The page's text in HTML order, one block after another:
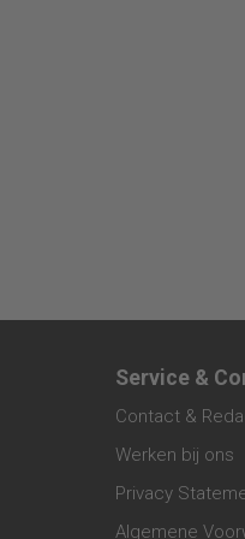
Service &
Contact &
Werken bij ons
Privacy
Algemene